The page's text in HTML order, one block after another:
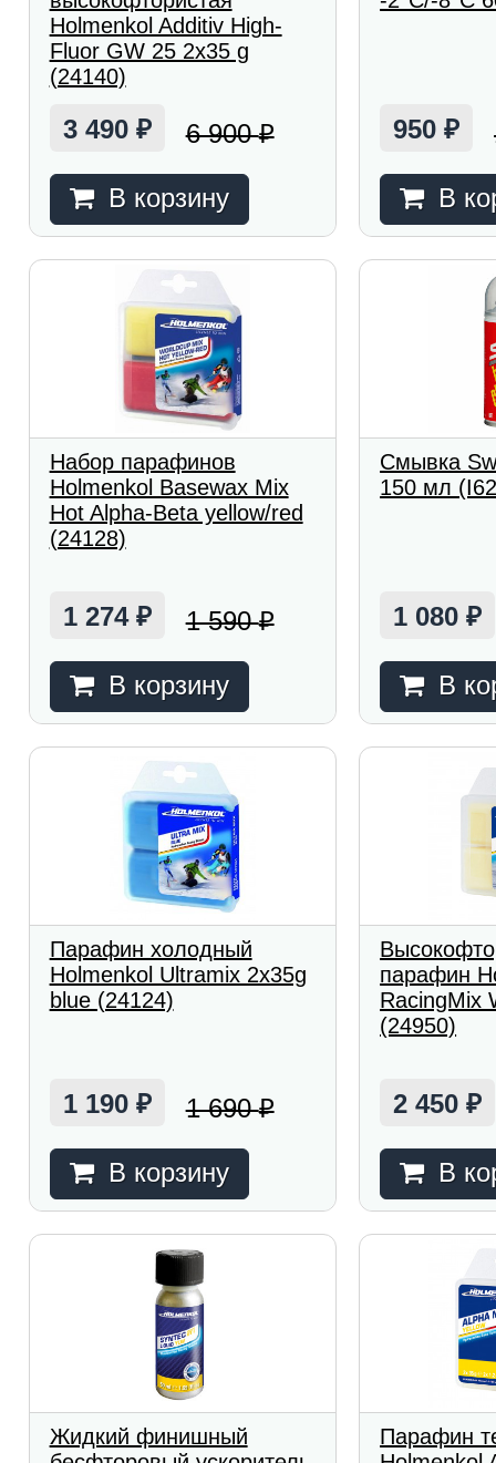
Holmenkol Additiv High-
Fluor GW 25 2x35 g
(24140)
3 490 ₽ 6 900₽
В корзину
950₽
В
Набор парафинов
Holmenkol Basewax Mix
Hot Alpha-Beta yellow/red
(24128)
1 274 ₽ 1 590₽
В корзину
Смывка
150 мл
1 080₽
В
Парафин холодный
Holmenkol Ultramix 2x35g
blue (24124)
1 190 ₽ 1 690₽
В корзину
парафин
RacingMix
(24950)
2 450₽
В
Жидкий финишный
Парафин